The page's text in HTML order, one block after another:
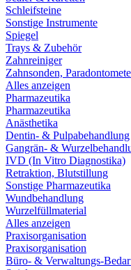
Schleifsteine
Sonstige Instrumente
Spiegel
Trays & Zubehör
Zahnreiniger
Zahnsonden,
Alles anzeigen
Pharmazeutika
Pharmazeutika
Anästhetika
Dentin- & Pulpabehandlung
Gangrän- &
IVD (In Vitro Diagnostika)
Retraktion, Blutstillung
Sonstige Pharmazeutika
Wundbehandlung
Wurzelfüllmaterial
Alles anzeigen
Praxisorganisation
Praxisorganisation
Büro- & Verwaltungs-